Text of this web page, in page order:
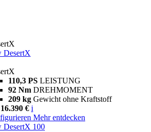
DesertX
110,3 PS LEISTUNG
92 Nm DREHMOMENT
209 kg Gewicht ohne Kraftstoff
€ i
Mehr entdecken
DesertX 100